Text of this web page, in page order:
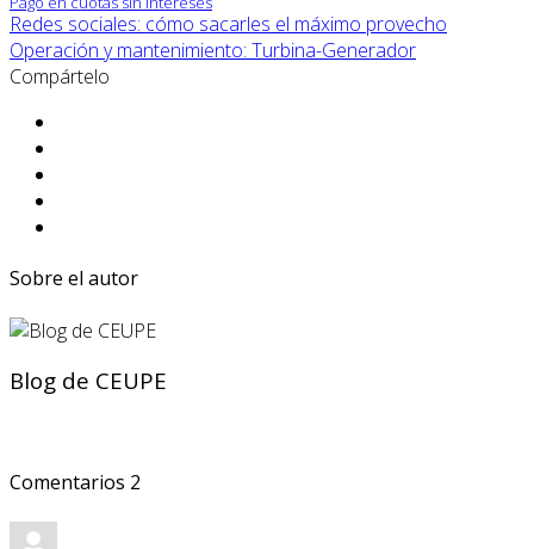
Redes sociales: cómo sacarles el máximo provecho
Operación y mantenimiento: Turbina-Generador
Compártelo
Sobre el autor
Blog de CEUPE
Comentarios 2